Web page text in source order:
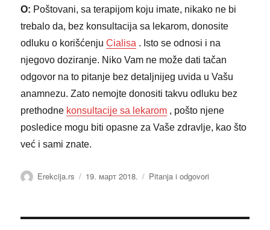
O: Poštovani, sa terapijom koju imate, nikako ne bi
trebalo da, bez konsultacija sa lekarom, donosite
odluku o korišćenjuCialisa . Isto se odnosi i na
njegovo doziranje. Niko Vam ne može dati tačan
odgovor na to pitanje bez detaljnijeg uvida u Vašu
anamnezu. Zato nemojte donositi takvu odluku bez
prethodne konsultacije sa lekarom , pošto njene
posledice mogu biti opasne za Vaše zdravlje, kao što
već i sami znate.
Аутор
Erekcija.rs Објављено
19. март 2018. Категорије
Pitanja i odgovori